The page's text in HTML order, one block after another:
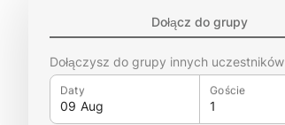
Dołącz do grupy
Dołączysz do grupy innych uczestników
Daty Goście